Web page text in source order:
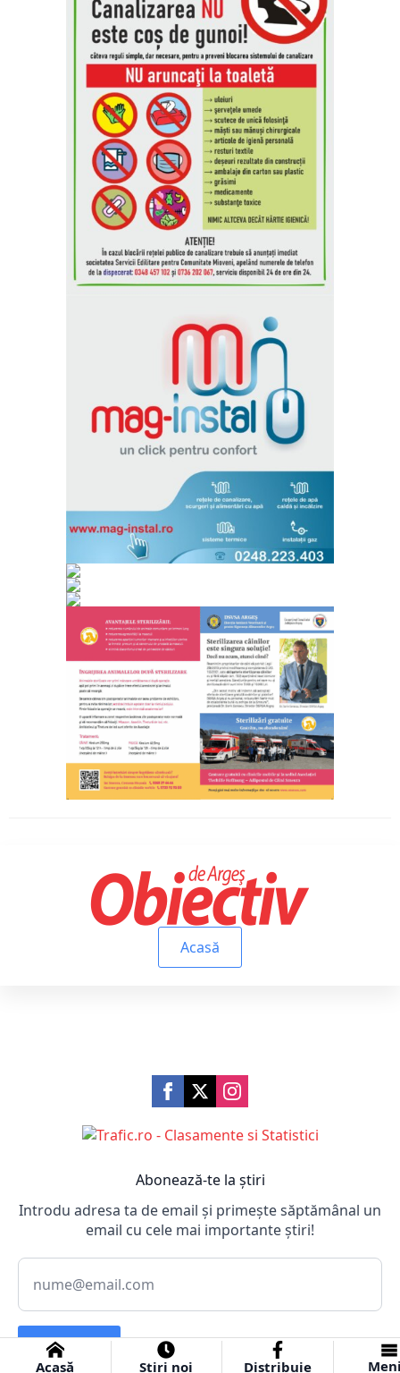
Acasă Știri noi Distribuie
Acasă
Abonează-te la știri
Introdu adresa ta de email și primește săptămânal un
email cu cele mai importante știri!
Abonare